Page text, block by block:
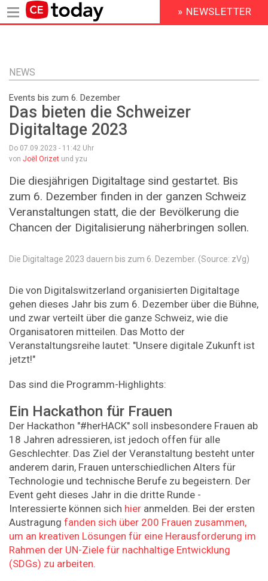
Inhalt
HEADER
MENU
» NEWSLETTER
NEWS
Events bis zum 6. Dezember
Das bieten die Schweizer
Digitaltage 2023
Do 07.09.2023 - 11:42 Uhr
von Joël Orizet und yzu
Die diesjährigen Digitaltage sind gestartet. Bis
zum 6. Dezember finden in der ganzen Schweiz
Veranstaltungen statt, die der Bevölkerung die
Chancen der Digitalisierung näherbringen sollen.
Die Digitaltage 2023 dauern bis zum 6. Dezember. (Source: zVg)
Die von Digitalswitzerland organisierten Digitaltage
gehen dieses Jahr bis zum 6. Dezember über die Bühne,
und zwar verteilt über die ganze Schweiz, wie die
Organisatoren mitteilen. Das Motto der
Veranstaltungsreihe lautet: "Unsere digitale Zukunft ist
jetzt!"
Das sind die Programm-Highlights:
Ein Hackathon für Frauen
Der Hackathon "#herHACK" soll insbesondere Frauen ab
18 Jahren adressieren, ist jedoch offen für alle
Geschlechter. Das Ziel der Veranstaltung besteht unter
anderem darin, Frauen unterschiedlichen Alters für
Technologie und technische Berufe zu begeistern. Der
Event geht dieses Jahr in die dritte Runde -
Interessierte können sich hier anmelden. Bei der ersten
Austragung fanden sich über 200 Frauen zusammen,
um an kreativen Lösungen für eine Herausforderung im
Rahmen der UN-Ziele für nachhaltige Entwicklung
(SDGs) zu arbeiten.